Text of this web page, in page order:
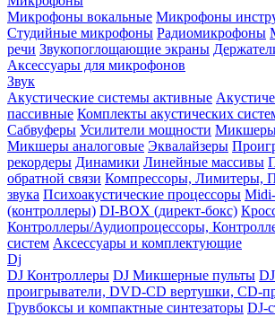
Микрофоны вокальные Микрофоны
Студийные микрофоны Радиомикрофоны
речи Звукопоглощающие экраны
Аксессуары для микрофонов
Звук
Акустические системы активные
пассивные Комплекты акустических
Сабвуферы Усилители мощности Микшеры
Микшеры аналоговые Эквалайзеры
рекордеры Динамики Линейные массивы
обратной связи Компрессоры, Лимитеры,
звука Психоакустические процессоры
(контроллеры) DI-BOX (директ-бокс)
Контроллеры/Аудиопроцессоры,
систем Аксессуары и комплектующие
Dj
DJ Контроллеры DJ Микшерные пульты
проигрыватели, DVD-CD вертушки, CD-
Грувбоксы и компактные синтезаторы DJ-